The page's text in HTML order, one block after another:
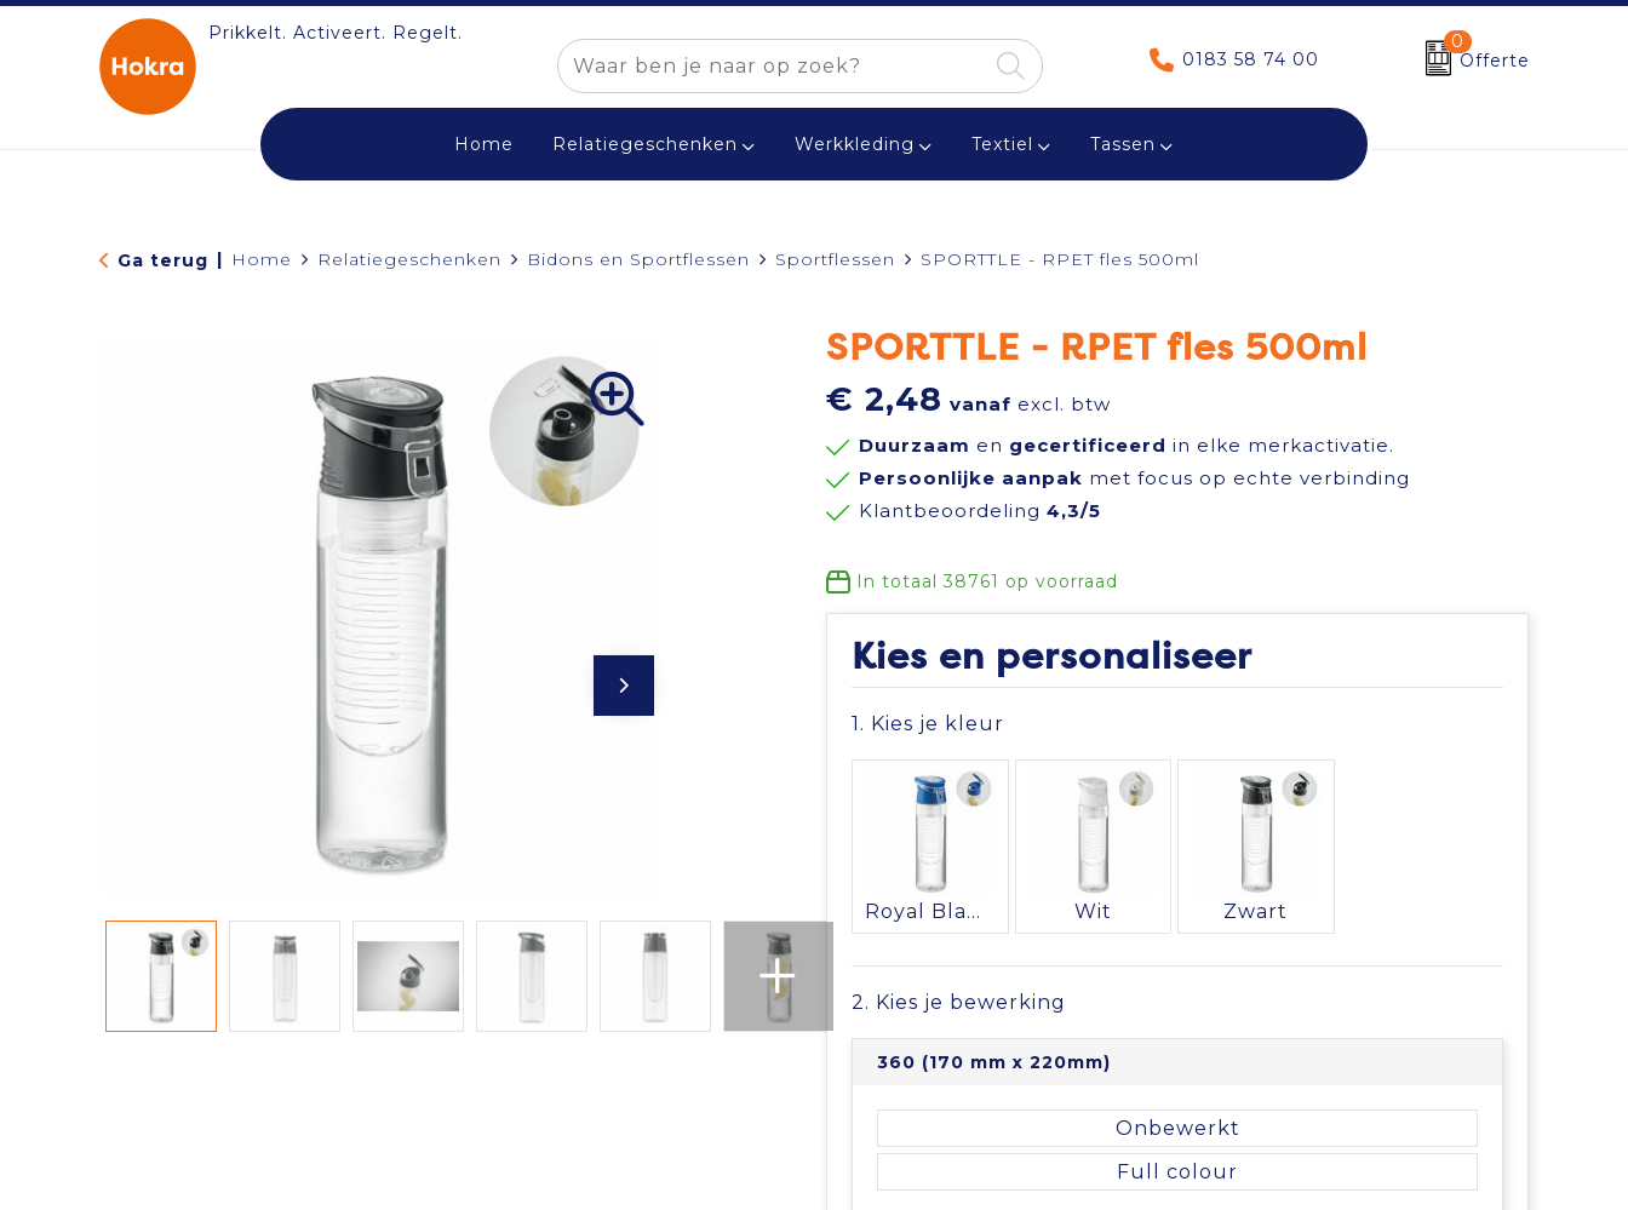
Prikkelt. Activeert. Regelt.
0183 58 74 00
0
Offerte
Home Relatiegeschenken Werkkleding Textiel Tassen
Ga terug | Home Relatiegeschenken Bidons en Sportflessen Sportflessen SPORTTLE - RPET fles 500ml
SPORTTLE - RPET fles 500ml
€ 2,48 vanaf excl. btw
Duurzaam en gecertificeerd in elke merkactivatie.
Persoonlijke aanpak met focus op echte verbinding
Klantbeoordeling 4,3/5
In totaal 38761 op voorraad
Kies en personaliseer
1. Kies je kleur
Royal Blauw Wit Zwart
2. Kies je bewerking
360 (170 mm x 220mm)
Onbewerkt
Full colour